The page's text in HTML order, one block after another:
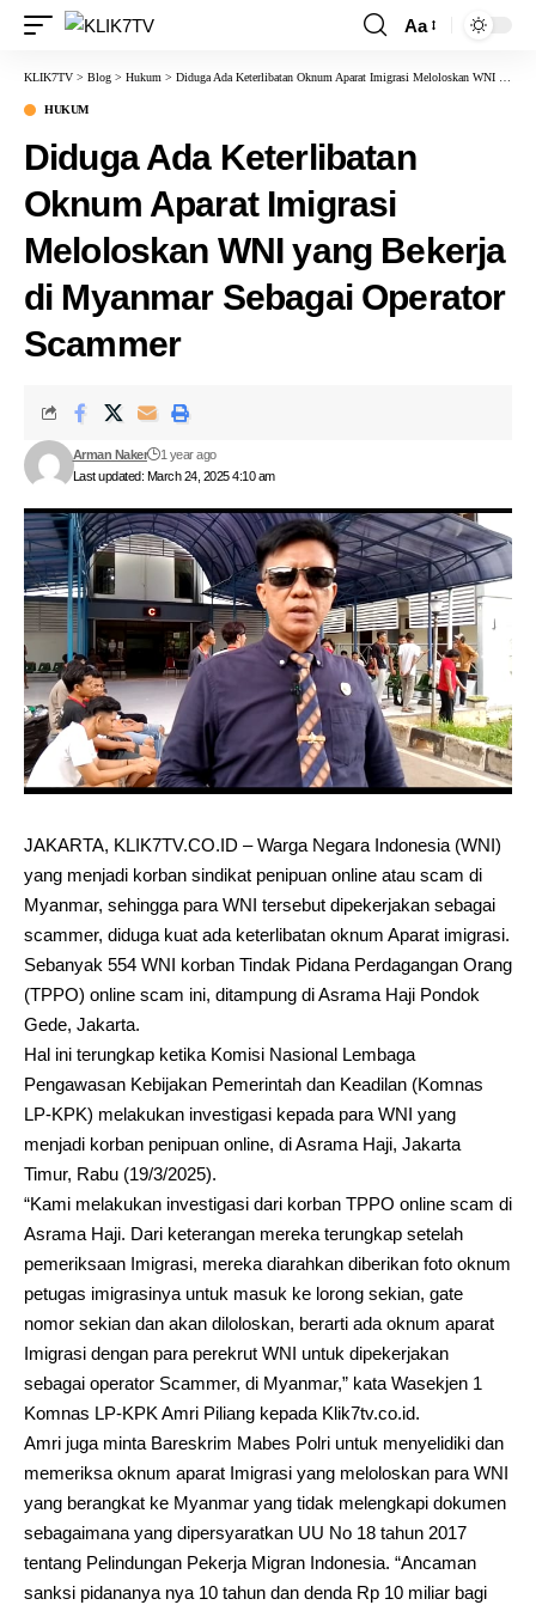
Aa
KLIK7TV > Blog > Hukum > Diduga Ada Keterlibatan Oknum Aparat Imigrasi Meloloskan WNI yang Bekerja di Myanmar Sebagai Operator Scammer
HUKUM
Diduga Ada Keterlibatan
Oknum Aparat Imigrasi
Meloloskan WNI yang Bekerja
di Myanmar Sebagai Operator
Scammer
Last updated: March 24, 2025 4:10 am
Arman Naker 1 year ago
JAKARTA, KLIK7TV.CO.ID – Warga Negara Indonesia (WNI)
yang menjadi korban sindikat penipuan online atau scam di
Myanmar, sehingga para WNI tersebut dipekerjakan sebagai
scammer, diduga kuat ada keterlibatan oknum Aparat imigrasi.
Sebanyak 554 WNI korban Tindak Pidana Perdagangan Orang
(TPPO) online scam ini, ditampung di Asrama Haji Pondok
Gede, Jakarta.
Hal ini terungkap ketika Komisi Nasional Lembaga
Pengawasan Kebijakan Pemerintah dan Keadilan (Komnas
LP-KPK) melakukan investigasi kepada para WNI yang
menjadi korban penipuan online, di Asrama Haji, Jakarta
Timur, Rabu (19/3/2025).
“Kami melakukan investigasi dari korban TPPO online scam di
Asrama Haji. Dari keterangan mereka terungkap setelah
pemeriksaan Imigrasi, mereka diarahkan diberikan foto oknum
petugas imigrasinya untuk masuk ke lorong sekian, gate
nomor sekian dan akan diloloskan, berarti ada oknum aparat
Imigrasi dengan para perekrut WNI untuk dipekerjakan
sebagai operator Scammer, di Myanmar,” kata Wasekjen 1
Komnas LP-KPK Amri Piliang kepada Klik7tv.co.id.
Amri juga minta Bareskrim Mabes Polri untuk menyelidiki dan
memeriksa oknum aparat Imigrasi yang meloloskan para WNI
yang berangkat ke Myanmar yang tidak melengkapi dokumen
sebagaimana yang dipersyaratkan UU No 18 tahun 2017
tentang Pelindungan Pekerja Migran Indonesia. “Ancaman
sanksi pidananya nya 10 tahun dan denda Rp 10 miliar bagi